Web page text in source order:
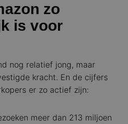
zo
is voor
nog relatief jong, maar
kracht. En de cijfers
er zo actief zijn:
meer dan 213 miljoen